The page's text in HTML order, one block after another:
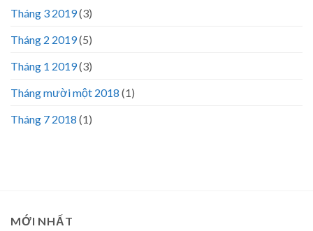
Tháng 3 2019(3)
Tháng 2 2019(5)
Tháng 1 2019(3)
Tháng mười một 2018 (1)
Tháng 7 2018 (1)
MỚI NHẤT